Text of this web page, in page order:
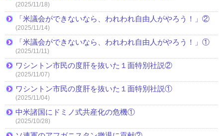
(2025/11/18)
「米議会ができないなら、われわれ自由人がやろう！」②
(2025/11/14)
「米議会ができないなら、われわれ自由人がやろう！」①
(2025/11/11)
ワシントン市民の度肝を抜いた１面特別社説②
(2025/11/07)
ワシントン市民の度肝を抜いた１面特別社説①
(2025/11/04)
中米諸国にドミノ式共産化の危機①
(2025/10/28)